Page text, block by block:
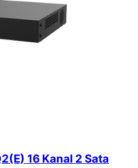
16 Kanal 2 Sata